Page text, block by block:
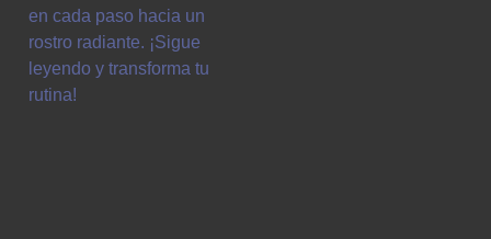
en cada paso hacia un
rostro radiante. ¡Sigue
leyendo y transforma tu
rutina!